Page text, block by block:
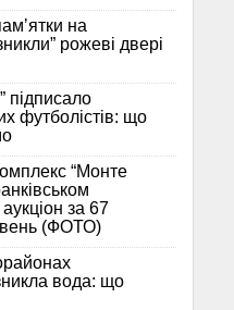
на
рожеві двері
підписало
футболістів: що
“Монте
за 67
(ФОТО)
вода: що